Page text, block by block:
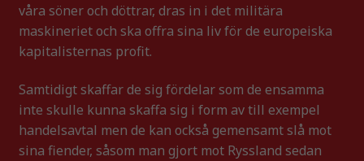
våra söner och döttrar, dras in i det militära
maskineriet och ska offra sina liv för de europeiska
kapitalisternas profit.
Samtidigt skaffar de sig fördelar som de ensamma
inte skulle kunna skaffa sig i form av till exempel
handelsavtal men de kan också gemensamt slå mot
sina fiender, såsom man gjort mot Ryssland sedan